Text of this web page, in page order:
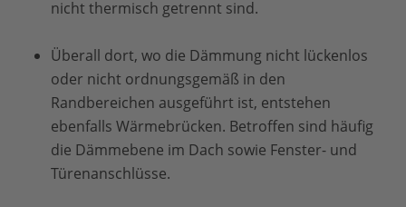
nicht thermisch getrennt sind.
Überall dort, wo die Dämmung nicht lückenlos
oder nicht ordnungsgemäß in den
Randbereichen ausgeführt ist, entstehen
ebenfalls Wärmebrücken. Betroffen sind häufig
die Dämmebene im Dach sowie Fenster- und
Türenanschlüsse.